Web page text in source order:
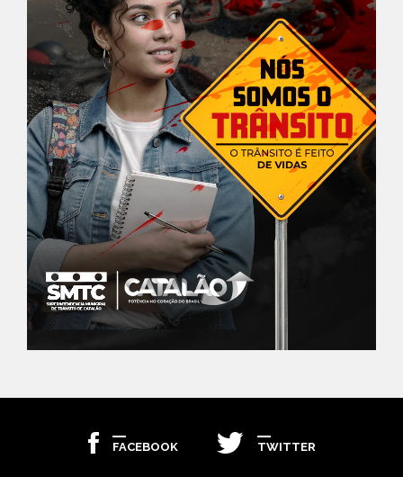
FACEBOOK TWITTER